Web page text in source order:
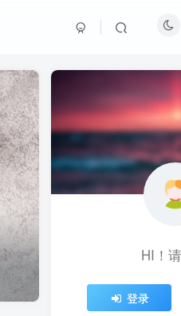
HI！
登录